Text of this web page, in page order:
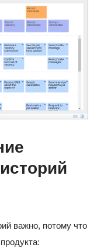
важно, потому что